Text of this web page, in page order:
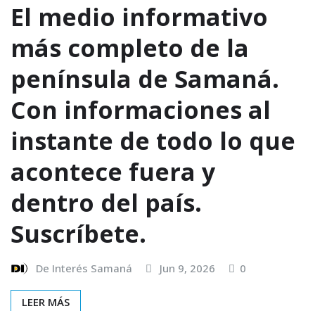
El medio informativo
más completo de la
península de Samaná.
Con informaciones al
instante de todo lo que
acontece fuera y
dentro del país.
Suscríbete.
De Interés Samaná Jun 9, 2026 0
LEER MÁS